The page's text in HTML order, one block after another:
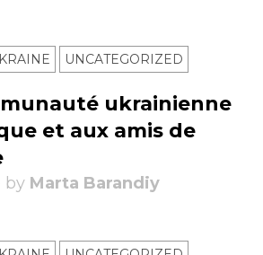
UNCATEGORIZED
ukrainienne
et aux amis de
by Marta Barandiy